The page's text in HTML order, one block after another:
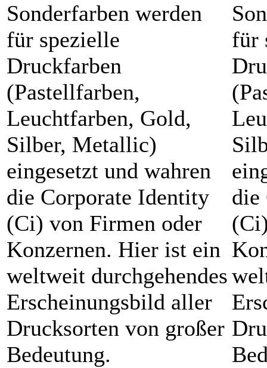
Sonderfarben werden
für spezielle
Druckfarben
(Pastellfarben,
Leuchtfarben, Gold,
Silber, Metallic)
eingesetzt und wahren
die Corporate Identity
(Ci) von Firmen oder
Konzernen. Hier ist ein
weltweit durchgehendes
Erscheinungsbild aller
Drucksorten von großer
Bedeutung.
für
die